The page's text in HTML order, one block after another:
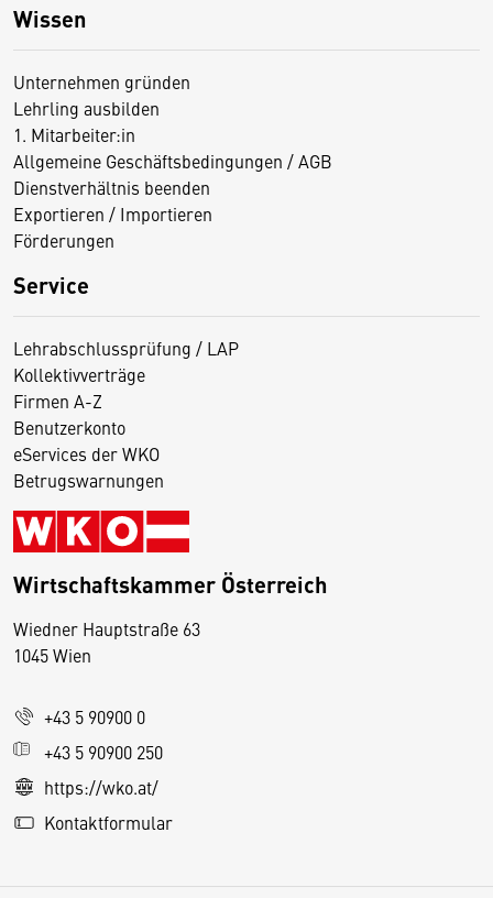
Wissen
Unternehmen gründen
Lehrling ausbilden
1. Mitarbeiter:in
Allgemeine Geschäftsbedingungen / AGB
Dienstverhältnis beenden
Exportieren / Importieren
Förderungen
Service
Lehrabschlussprüfung / LAP
Kollektivverträge
Firmen A-Z
Benutzerkonto
eServices der WKO
Betrugswarnungen
Wirtschaftskammer Österreich
Wiedner Hauptstraße 63
1045 Wien
+43 5 90900 0
+43 5 90900 250
https://wko.at/
Kontaktformular
D
s
e
S
e